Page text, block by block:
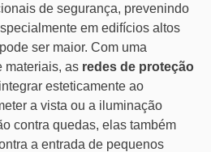
de segurança, prevenindo
em edifícios altos
ser maior. Com uma
materiais, as redes de proteção
esteticamente ao
a vista ou a iluminação
contra quedas, elas também
a entrada de pequenos